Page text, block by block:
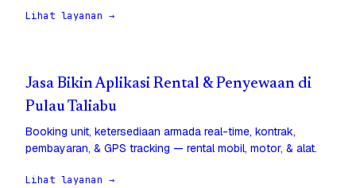
Lihat layanan →
Jasa Bikin Aplikasi Rental & Penyewaan di
Pulau Taliabu
Booking unit, ketersediaan armada real-time, kontrak,
pembayaran, & GPS tracking — rental mobil, motor, & alat.
Lihat layanan →